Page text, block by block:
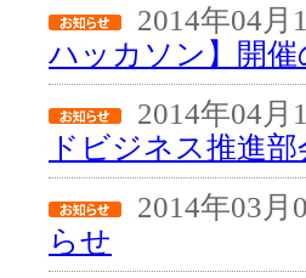
2014年04月
ハッカソン】開催
2014年04月
ドビジネス推進
2014年03月
らせ